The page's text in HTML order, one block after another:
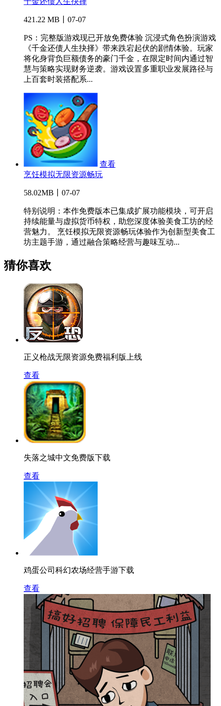
421.22 MB丨07-07
PS：完整版游戏现已开放免费体验 沉浸式角色扮演游戏
《千金还债人生抉择》带来跌宕起伏的剧情体验。玩家
将化身背负巨额债务的豪门千金，在限定时间内通过智
慧与策略实现财务逆袭。游戏设置多重职业发展路径与
上百套时装搭配系...
查看
烹饪模拟无限资源畅玩
58.02MB丨07-07
特别说明：本作免费版本已集成扩展功能模块，可开启
持续能量与虚拟货币特权，助您深度体验美食工坊的经
营魅力。 烹饪模拟无限资源畅玩体验作为创新型美食工
坊主题手游，通过融合策略经营与趣味互动...
猜你喜欢
正义枪战无限资源免费福利版上线
查看
失落之城中文免费版下载
查看
鸡蛋公司科幻农场经营手游下载
查看